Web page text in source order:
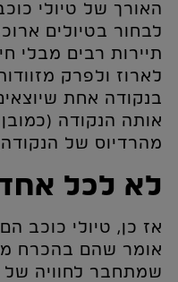
האורך של טיולי
לבחור בטיולים
תיירות רבים מבלי
לארוז ולפרק
בנקודה אחת
אותה הנקודה
מהרדיוס של
לא לכל
אז כן, טיולי כוכב
אומר שהם בהכרח
שמתחבר לחוויה של